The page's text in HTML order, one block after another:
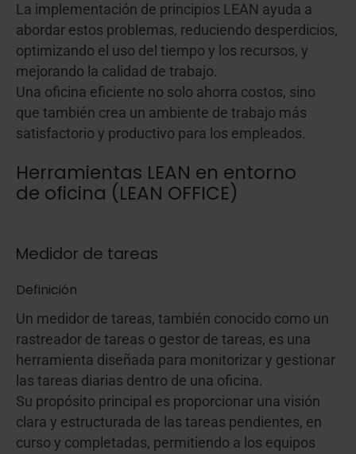
La implementación de principios LEAN ayuda a
abordar estos problemas, reduciendo desperdicios,
optimizando el uso del tiempo y los recursos, y
mejorando la calidad de trabajo.
Una oficina eficiente no solo ahorra costos, sino
que también crea un ambiente de trabajo más
satisfactorio y productivo para los empleados.
Herramientas LEAN en entorno
de oficina (LEAN OFFICE)
Medidor de tareas
Definición
Un medidor de tareas, también conocido como un
rastreador de tareas o gestor de tareas, es una
herramienta diseñada para monitorizar y gestionar
las tareas diarias dentro de una oficina.
Su propósito principal es proporcionar una visión
clara y estructurada de las tareas pendientes, en
curso y completadas, permitiendo a los equipos